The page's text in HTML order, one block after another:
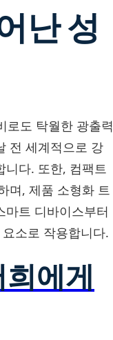
난 성
로도 탁월한 광출력
전 세계적으로 강
니다. 또한, 컴팩트
며, 제품 소형화 트
마트 디바이스부터
소로 작용합니다.
에게